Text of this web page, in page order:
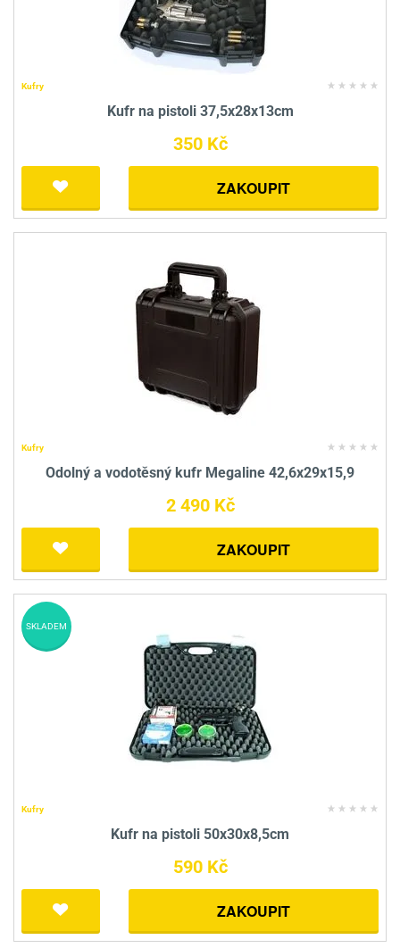
Kufry
Kufr na pistoli 37,5x28x13cm
350 Kč
ZAKOUPIT
Kufry
Odolný a vodotěsný kufr Megaline 42,6x29x15,9
2 490 Kč
ZAKOUPIT
Kufry
Kufr na pistoli 50x30x8,5cm
590 Kč
ZAKOUPIT
SKLADEM